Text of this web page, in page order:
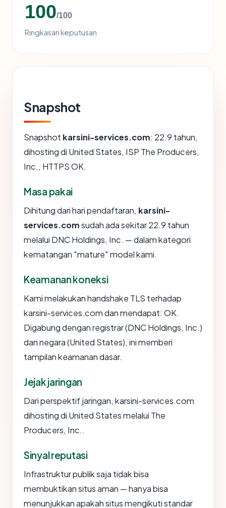
100/100
Ringkasan keputusan
Snapshot
Snapshot karsini-services.com: 22.9 tahun,
dihosting di United States, ISP The Producers,
Inc., HTTPS OK.
Masa pakai
Dihitung dari hari pendaftaran, karsini-
services.comsudah ada sekitar 22.9 tahun
melalui DNC Holdings, Inc. — dalam kategori
kematangan "mature" model kami.
Keamanan koneksi
Kami melakukan handshake TLS terhadap
karsini-services.com dan mendapat: OK.
Digabung dengan registrar (DNC Holdings, Inc.)
dan negara (United States), ini memberi
tampilan keamanan dasar.
Jejak jaringan
Dari perspektif jaringan, karsini-services.com
dihosting di United States melalui The
Producers, Inc..
Sinyal reputasi
Infrastruktur publik saja tidak bisa
membuktikan situs aman — hanya bisa
menunjukkan apakah situs mengikuti standar